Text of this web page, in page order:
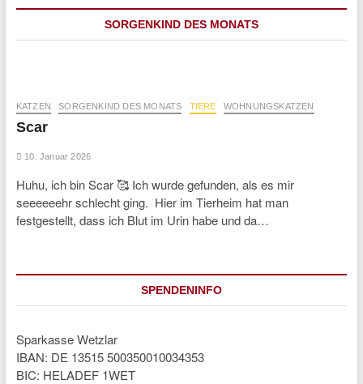
SORGENKIND DES MONATS
KATZEN SORGENKIND DES MONATS TIERE WOHNUNGSKATZEN
Scar
10. Januar 2026
Huhu, ich bin Scar 🥰 Ich wurde gefunden, als es mir
seeeeeehr schlecht ging. Hier im Tierheim hat man
festgestellt, dass ich Blut im Urin habe und da…
SPENDENINFO
Sparkasse Wetzlar
IBAN: DE 13515 500350010034353
BIC: HELADEF 1WET